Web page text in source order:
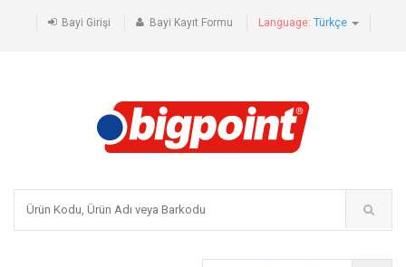
Bayi Girişi Bayi Kayıt Formu Language: Türkçe